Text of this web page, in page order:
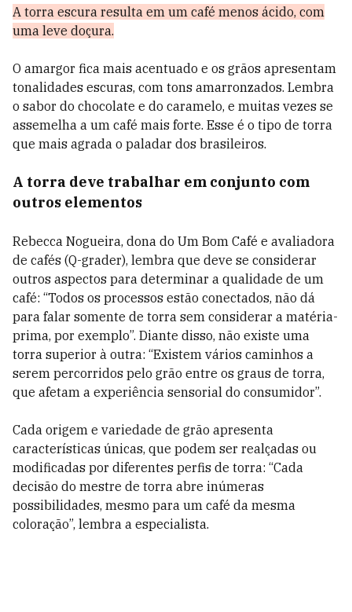
A torra escura resulta em um café menos ácido, com
uma leve doçura.
O amargor fica mais acentuado e os grãos apresentam
tonalidades escuras, com tons amarronzados. Lembra
o sabor do chocolate e do caramelo, e muitas vezes se
assemelha a um café mais forte. Esse é o tipo de torra
que mais agrada o paladar dos brasileiros.
A torra deve trabalhar em conjunto com
outros elementos
Rebecca Nogueira, dona do Um Bom Café e avaliadora
de cafés (Q-grader), lembra que deve se considerar
outros aspectos para determinar a qualidade de um
café: “Todos os processos estão conectados, não dá
para falar somente de torra sem considerar a matéria-
prima, por exemplo”. Diante disso, não existe uma
torra superior à outra: “Existem vários caminhos a
serem percorridos pelo grão entre os graus de torra,
que afetam a experiência sensorial do consumidor”.
Cada origem e variedade de grão apresenta
características únicas, que podem ser realçadas ou
modificadas por diferentes perfis de torra: “Cada
decisão do mestre de torra abre inúmeras
possibilidades, mesmo para um café da mesma
coloração”, lembra a especialista.